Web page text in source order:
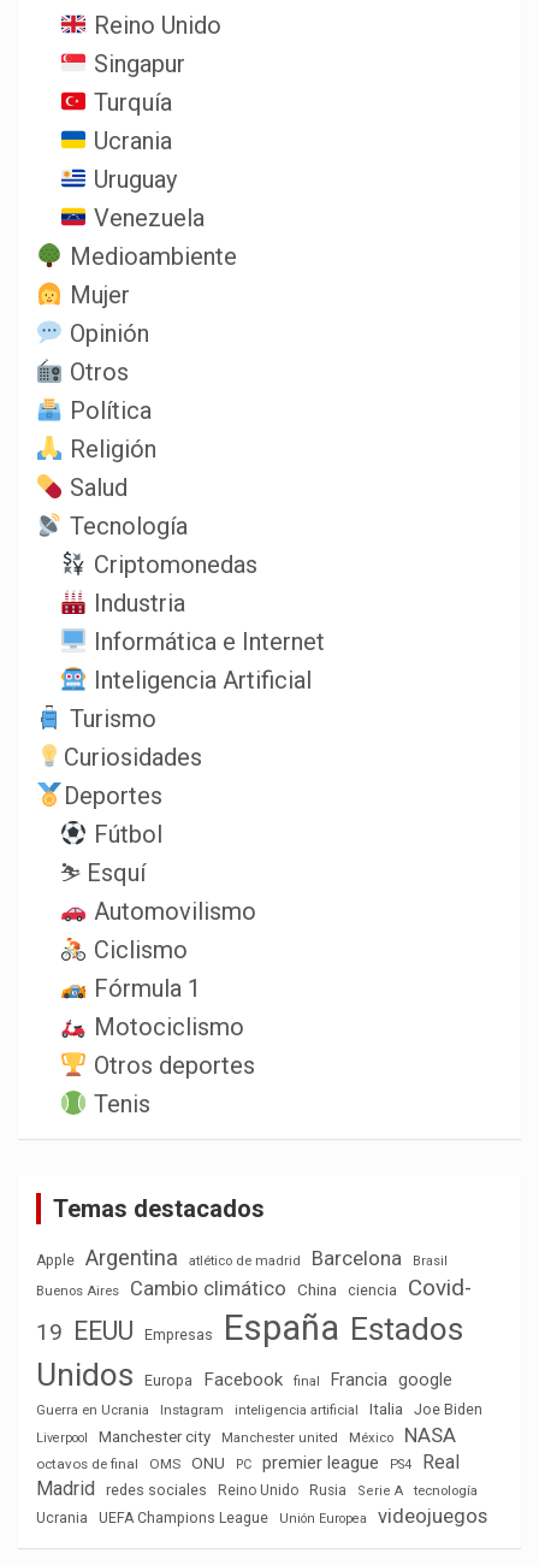
Reino Unido
Singapur
Turquía
Ucrania
Uruguay
Venezuela
Medioambiente
Mujer
Opinión
Otros
Política
Religión
Salud
Tecnología
Criptomonedas
Industria
Informática e Internet
Inteligencia Artificial
Turismo
Curiosidades
Deportes
Fútbol
⛷️ Esquí
Automovilismo
Ciclismo
Fórmula 1
Motociclismo
Otros deportes
Tenis
Temas destacados
Apple Argentina atlético de madrid Barcelona
Brasil
Buenos Aires
Cambio climático China ciencia
Covid-
19 EEUU Empresas España Estados
Unidos
Europa Facebook final Francia google
Guerra en Ucrania Instagram inteligencia artificial Italia Joe Biden
Liverpool Manchester city Manchester united México NASA
octavos de final OMS ONU PC premier league PS4
Real
Madrid
redes sociales Reino Unido Rusia Serie A
tecnología
Ucrania
UEFA Champions League Unión Europea videojuegos